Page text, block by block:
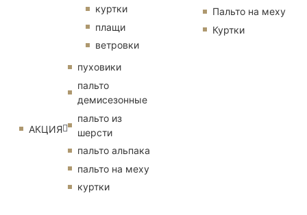
куртки
плащи
ветровки
АКЦИЯ
пуховики
пальто
демисезонные
пальто из
шерсти
пальто альпака
пальто на меху
куртки
Пальто на меху
Куртки